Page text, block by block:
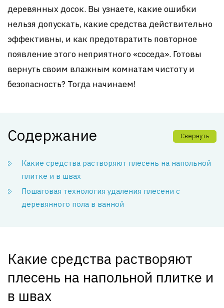
деревянных досок. Вы узнаете, какие ошибки
нельзя допускать, какие средства действительно
эффективны, и как предотвратить повторное
появление этого неприятного «соседа». Готовы
вернуть своим влажным комнатам чистоту и
безопасность? Тогда начинаем!
Содержание Свернуть
Какие средства растворяют плесень на напольной
плитке и в швах
Пошаговая технология удаления плесени с
деревянного пола в ванной
Какие средства растворяют
плесень на напольной плитке и
в швах